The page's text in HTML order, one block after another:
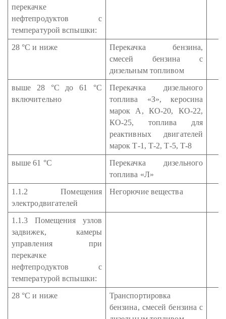
перекачке
нефтепродуктов с
температурой вспышки:
28 °С и ниже
Перекачка бензина,
смесей бензина с
дизельным топливом
выше 28 °С до 61 °С
включительно
Перекачка дизельного
топлива «З», керосина
марок А, КО-20, КО-22,
КО-25, топлива для
реактивных двигателей
марок Т-1, Т-2, Т-5, Т-8
выше 61 °С
Перекачка дизельного
топлива «Л»
1.1.2 Помещения
электродвигателей
Негорючие вещества
1.1.3 Помещения узлов
задвижек, камеры
управления при
перекачке
нефтепродуктов с
температурой вспышки:
28 °С и ниже
Транспортировка
бензина, смесей бензина с